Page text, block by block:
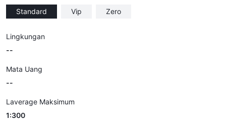
Standard Vip Zero
Lingkungan
--
Mata Uang
--
Laverage Maksimum
1:300